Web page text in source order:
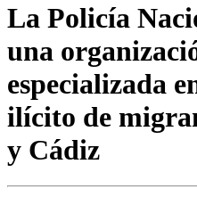
La Policía
una
especializada
ilícito de
y Cádiz